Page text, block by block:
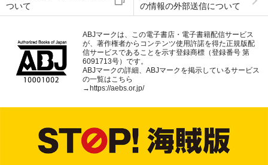
ついて
の情報の外部送信について
ABJマークは、この電子書店・電子書籍配信サービス
が、著作権者からコンテンツ使用許諾を得た正規版配
信サービスであることを示す登録商標（登録番号 第
6091713号）です。
ABJマークの詳細、ABJマークを掲示しているサービス
の一覧はこちら
→https://aebs.or.jp/